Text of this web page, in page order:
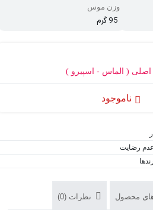
وزن موس
ناموجود
رضایت
محصول نظرات (0)